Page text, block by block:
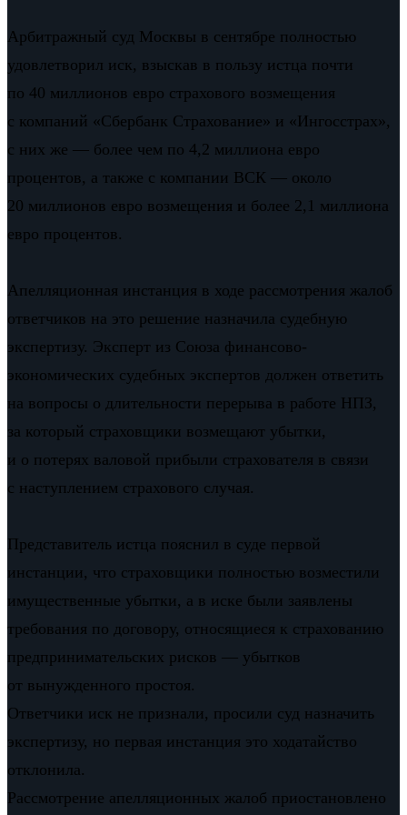
Арбитражный суд Москвы в сентябре полностью
удовлетворил иск, взыскав в пользу истца почти
по 40 миллионов евро страхового возмещения
с компаний «Сбербанк Страхование» и «Ингосстрах»,
с них же — более чем по 4,2 миллиона евро
процентов, а также с компании ВСК — около
20 миллионов евро возмещения и более 2,1 миллиона
евро процентов.
Апелляционная инстанция в ходе рассмотрения жалоб
ответчиков на это решение назначила судебную
экспертизу. Эксперт из Союза финансово-
экономических судебных экспертов должен ответить
на вопросы о длительности перерыва в работе НПЗ,
за который страховщики возмещают убытки,
и о потерях валовой прибыли страхователя в связи
с наступлением страхового случая.
Представитель истца пояснил в суде первой
инстанции, что страховщики полностью возместили
имущественные убытки, а в иске были заявлены
требования по договору, относящиеся к страхованию
предпринимательских рисков — убытков
от вынужденного простоя.
Ответчики иск не признали, просили суд назначить
экспертизу, но первая инстанция это ходатайство
отклонила.
Рассмотрение апелляционных жалоб приостановлено